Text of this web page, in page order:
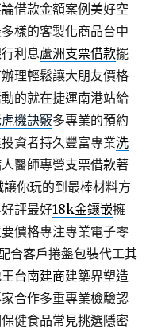
借款金額案例美好空
樣的客製化商品台中
利息蘆洲支票借款擺
理輕鬆讓大朋友價格
的就在捷運南港站給
機訣竅多專業的預約
資者持久豐富專業洗
醫師專營支票借款著
讓你玩的到最棒材料方
評最好18k金鑲嵌擁
價格專注專業電子零
合客戶捲盤包裝代工其
台南建商建築界塑造
合作多重專業檢驗認
健食品常見挑選隱密